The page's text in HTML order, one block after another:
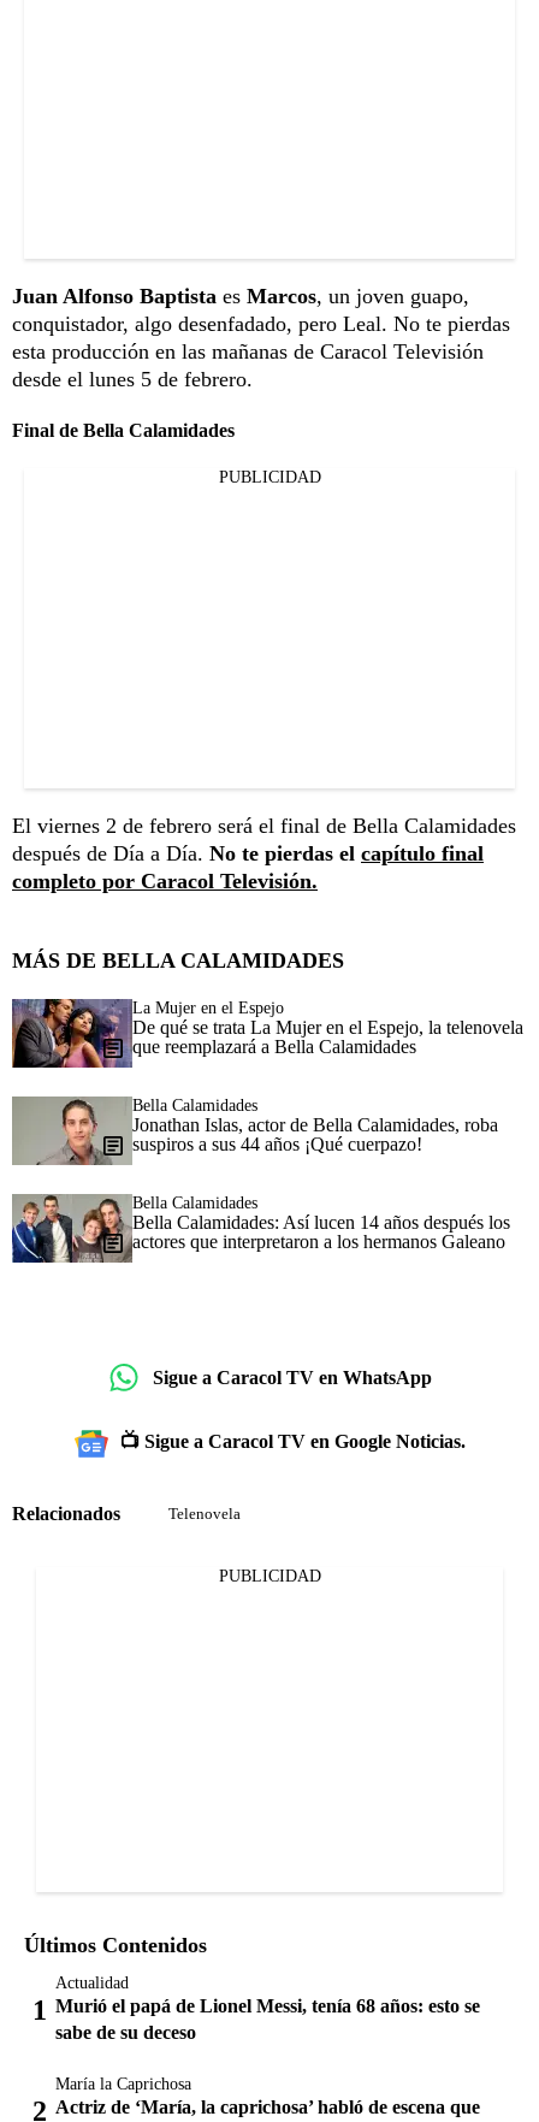
Juan Alfonso Baptista es Marcos, un joven guapo,
conquistador, algo desenfadado, pero Leal. No te pierdas
esta producción en las mañanas de Caracol Televisión
desde el lunes 5 de febrero.
Final de Bella Calamidades
PUBLICIDAD
El viernes 2 de febrero será el final de Bella Calamidades
después de Día a Día. No te pierdas el capítulo final
completo por Caracol Televisión.
MÁS DE BELLA CALAMIDADES
La Mujer en el Espejo
De qué se trata La Mujer en el Espejo, la telenovela
que reemplazará a Bella Calamidades
Bella Calamidades
Jonathan Islas, actor de Bella Calamidades, roba
suspiros a sus 44 años ¡Qué cuerpazo!
Bella Calamidades
Bella Calamidades: Así lucen 14 años después los
actores que interpretaron a los hermanos Galeano
Sigue a Caracol TV en WhatsApp
📺 Sigue a Caracol TV en Google Noticias.
Relacionados Telenovela
PUBLICIDAD
Últimos Contenidos
Actualidad
Murió el papá de Lionel Messi, tenía 68 años: esto se
sabe de su deceso
María la Caprichosa
Actriz de ‘María, la caprichosa’ habló de escena que